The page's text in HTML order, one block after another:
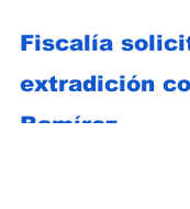
Fiscalía
extradición
Ramírez